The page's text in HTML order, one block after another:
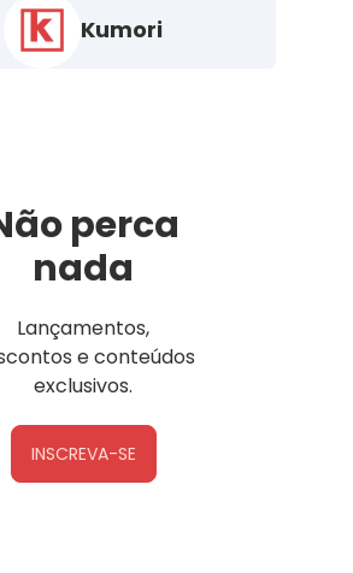
Kumori
perca
nada
Lançamentos,
e conteúdos
exclusivos.
INSCREVA-SE